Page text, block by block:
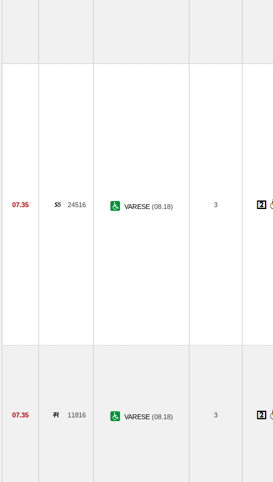
07.35 24516 VARESE (08.18) 3
07.35 11816 VARESE (08.18) 3